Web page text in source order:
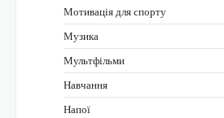
Мотивація для спорту
Музика
Мультфільми
Навчання
Напої